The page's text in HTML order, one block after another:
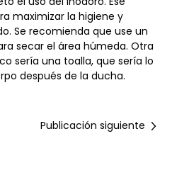
maximizar la higiene y
Se recomienda que use un
secar el área húmeda. Otra
sería una toalla, que sería lo
después de la ducha.
Publicación siguiente